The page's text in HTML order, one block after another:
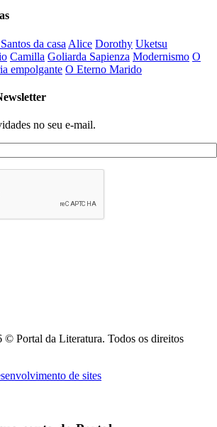
da casa Alice Dorothy Uketsu
Camilla Goliarda Sapienza Modernismo O
empolgante O Eterno Marido
no seu e-mail.
Portal da Literatura. Todos os direitos